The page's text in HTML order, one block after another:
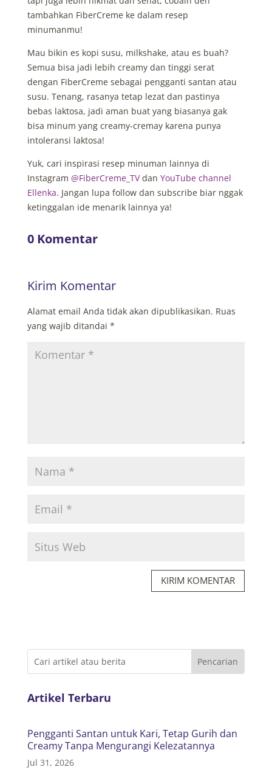
tambahkan FiberCreme ke dalam resep
minumanmu!
Mau bikin es kopi susu, milkshake, atau es buah?
Semua bisa jadi lebih creamy dan tinggi serat
dengan FiberCreme sebagai pengganti santan atau
susu. Tenang, rasanya tetap lezat dan pastinya
bebas laktosa, jadi aman buat yang biasanya gak
bisa minum yang creamy-cremay karena punya
intoleransi laktosa!
Yuk, cari inspirasi resep minuman lainnya di
Instagram @FiberCreme_TVdan YouTube channel
Ellenka. Jangan lupa follow dan subscribe biar nggak
ketinggalan ide menarik lainnya ya!
0 Komentar
Kirim Komentar
Alamat email Anda tidak akan dipublikasikan. Ruas
yang wajib ditandai *
KIRIM KOMENTAR
Artikel Terbaru
Pengganti Santan untuk Kari, Tetap Gurih dan
Creamy Tanpa Mengurangi Kelezatannya
Jul 31, 2026